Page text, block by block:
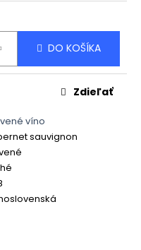
DO KOŠÍKA
víno
sauvignon
Zdieľať